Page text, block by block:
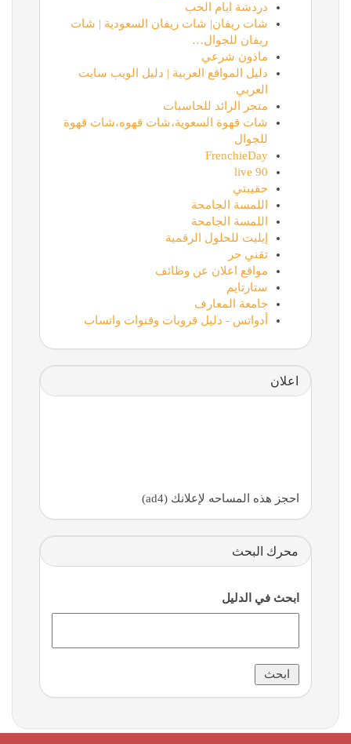
دردشة ايام الحب
شات ريفان| شات ريفان السعودية | شات
ريفان للجوال…
ماذون شرعي
دليل المواقع العربية | دليل الويب سايت
العربي
متجر الرائد للحاسبات
شات قهوة السعوية،شات قهوه،شات قهوة
للجوال
FrenchieDay
90 live
حقيبتي
اللمسة الجامحة
اللمسة الجامحة
إيليت للحلول الرقمية
تقني حر
مواقع اعلان عن وظائف
ستارتايم
جامعة المعارف
أدواتس - دليل قروبات وقنوات واتساب
اعلان
احجز هذه المساحه لإعلانك (ad4)
محرك البحث
ابحث في الدليل